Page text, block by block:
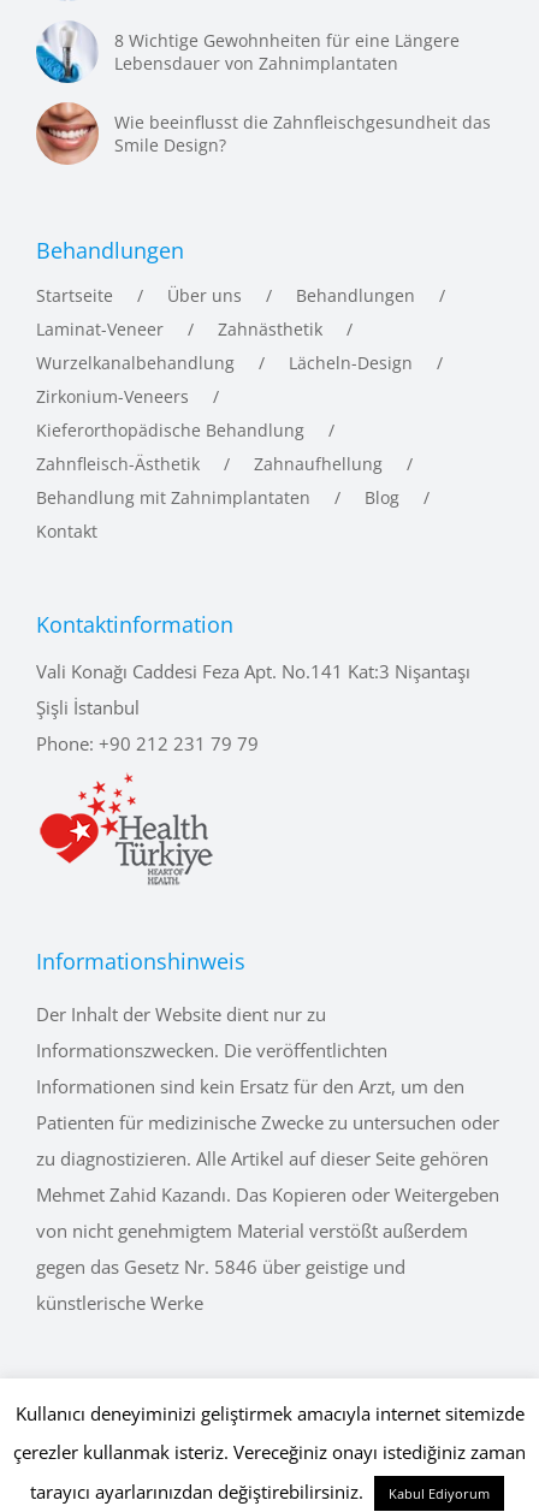
8 Wichtige Gewohnheiten für eine Längere
Lebensdauer von Zahnimplantaten
Wie beeinflusst die Zahnfleischgesundheit das
Smile Design?
Behandlungen
Startseite Über uns
Behandlungen
Laminat-Veneer
Zahnästhetik
Wurzelkanalbehandlung
Lächeln-Design
Zirkonium-Veneers
Kieferorthopädische Behandlung
Zahnfleisch-Ästhetik
Zahnaufhellung
Behandlung mit Zahnimplantaten
Blog
Kontakt
Kontaktinformation
Vali Konağı Caddesi Feza Apt. No.141 Kat:3 Nişantaşı
Şişli İstanbul
Phone: +90 212 231 79 79
Informationshinweis
Der Inhalt der Website dient nur zu
Informationszwecken. Die veröffentlichten
Informationen sind kein Ersatz für den Arzt, um den
Patienten für medizinische Zwecke zu untersuchen oder
zu diagnostizieren. Alle Artikel auf dieser Seite gehören
Mehmet Zahid Kazandı. Das Kopieren oder Weitergeben
von nicht genehmigtem Material verstößt außerdem
gegen das Gesetz Nr. 5846 über geistige und
künstlerische Werke
Copyright © 2015 - 2026 mehmetkazandi.com • Tüm Hakları Saklıdır.
Gizlilik Politikası,Çerez Politikası Globaliser
Kullanıcı deneyiminizi geliştirmek amacıyla internet sitemizde
çerezler kullanmak isteriz. Vereceğiniz onayı istediğiniz zaman
tarayıcı ayarlarınızdan değiştirebilirsiniz.
Kabul Ediyorum